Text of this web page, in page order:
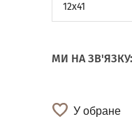
12x41
МИ НА ЗВ'ЯЗКУ:
У обране